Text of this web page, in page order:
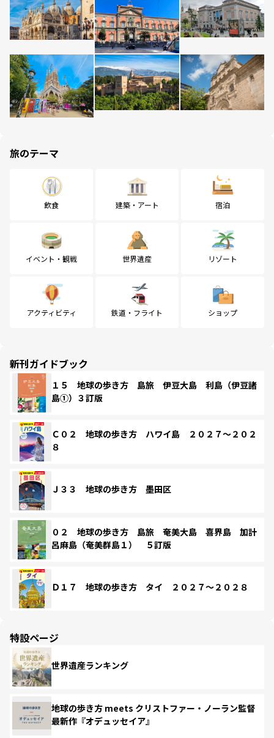
旅のテーマ
飲食 建築・アート 宿泊
イベント・観戦 世界遺産 リゾート
アクティビティ 鉄道・フライト ショップ
新刊ガイドブック
１５ 地球の歩き方 島旅 伊豆大島 利島（伊豆諸
島①）３訂版
Ｃ０２ 地球の歩き方 ハワイ島 ２０２７～２０２
８
Ｊ３３ 地球の歩き方 墨田区
０２ 地球の歩き方 島旅 奄美大島 喜界島 加計
呂麻島（奄美群島１） ５訂版
Ｄ１７ 地球の歩き方 タイ ２０２７～２０２８
特設ページ
世界遺産ランキング
地球の歩き方 meets クリストファー・ノーラン監督
最新作『オデュッセイア』